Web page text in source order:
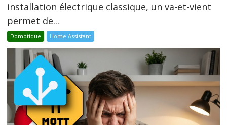
installation électrique classique, un va-et-vient
permet de...
Domotique Home Assistant